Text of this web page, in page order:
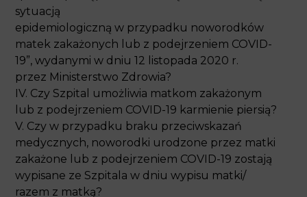
epidemiologiczną w przypadku noworodków
matek zakażonych lub z podejrzeniem COVID-19”,
wydanymi w dniu 12 listopada 2020 r.
przez Ministerstwo Zdrowia?
IV. Czy Szpital umożliwia matkom zakażonym lub
z podejrzeniem COVID-19 karmienie piersią?
V. Czy w przypadku braku przeciwskazań
medycznych, noworodki urodzone przez matki
zakażone lub z podejrzeniem COVID-19 zostają
wypisane ze Szpitala w dniu wypisu matki/ razem
z matką?
VI. Czy Szpital umożliwia matkom zakażonym lub